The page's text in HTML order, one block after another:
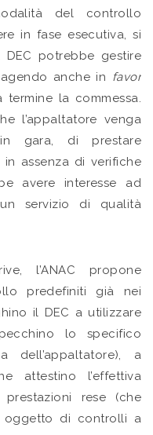
del controllo
in fase esecutiva, si
potrebbe gestire
anche in favor
la commessa.
l’appaltatore venga
in gara, di prestare
assenza di verifiche
avere interesse ad
servizio di qualità
l’ANAC propone
predefiniti già nei
il DEC a utilizzare
lo specifico
dell’appaltatore), a
attestino l’effettiva
rese (che
oggetto di controlli a